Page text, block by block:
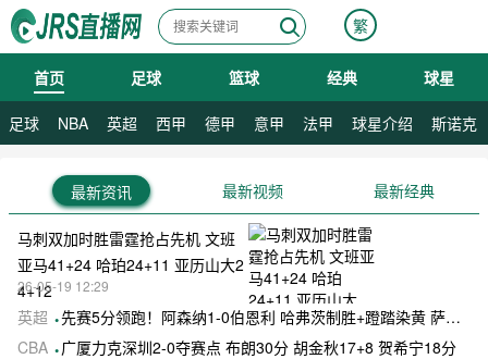
繁
首页 足球 篮球 经典 球星
足球 NBA 英超 西甲 德甲 意甲 法甲 球星介绍 斯诺克
最新资讯 最新视频 最新经典
马刺双加时胜雷霆抢占先机 文班
亚马41+24 哈珀24+11 亚历山大2
4+12
26-05-19 12:29
英超
先赛5分领跑！阿森纳1-0伯恩利 哈弗茨制胜+蹬踏染黄 萨卡献助攻
CBA
广厦力克深圳2-0夺赛点 布朗30分 胡金秋17+8 贺希宁18分
08月08日 星期六